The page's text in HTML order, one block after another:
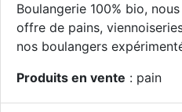
Boulangerie 100% bio,
offre de pains,
nos boulangers
Produits en vente : pain